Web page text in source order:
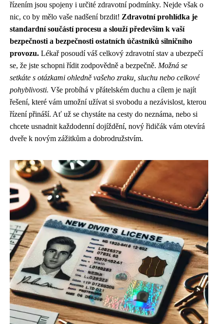
řízením jsou spojeny i určité zdravotní podmínky. Nejde však o
nic, co by mělo vaše nadšení brzdit! Zdravotní prohlídka je
standardní součástí procesu a slouží především k vaší
bezpečnosti a bezpečnosti ostatních účastníků silničního
provozu. Lékař posoudí váš celkový zdravotní stav a ubezpečí
se, že jste schopni řídit zodpovědně a bezpečně. Možná se
setkáte s otázkami ohledně vašeho zraku, sluchu nebo celkové
pohyblivosti. Vše probíhá v přátelském duchu a cílem je najít
řešení, které vám umožní užívat si svobodu a nezávislost, kterou
řízení přináší. Ať už se chystáte na cesty do neznáma, nebo si
chcete usnadnit každodenní dojíždění, nový řidičák vám otevírá
dveře k novým zážitkům a dobrodružstvím.